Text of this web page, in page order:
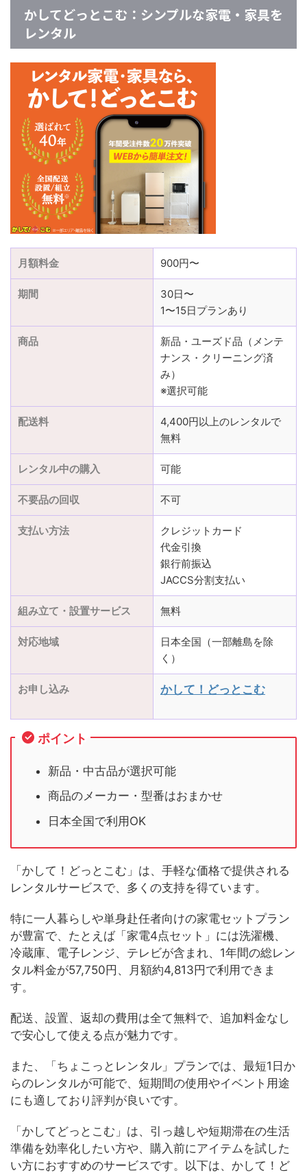
かしてどっとこむ：シンプルな家電・家具を
レンタル
月額料金 900円〜
期間
30日〜
1〜15日プランあり
商品
新品・ユーズド品（メンテ
ナンス・クリーニング済
み）
※選択可能
配送料
4,400円以上のレンタルで
無料
レンタル中の購入 可能
不要品の回収 不可
支払い方法
クレジットカード
代金引換
銀行前振込
JACCS分割支払い
組み立て・設置サービス 無料
対応地域
日本全国（一部離島を除
く）
お申し込み かして！どっとこむ
ポイント
新品・中古品が選択可能
商品のメーカー・型番はおまかせ
日本全国で利用OK
「かして！どっとこむ」は、手軽な価格で提供される
レンタルサービスで、多くの支持を得ています。
特に一人暮らしや単身赴任者向けの家電セットプラン
が豊富で、たとえば「家電4点セット」には洗濯機、
冷蔵庫、電子レンジ、テレビが含まれ、1年間の総レン
タル料金が57,750円、月額約4,813円で利用できま
す。
配送、設置、返却の費用は全て無料で、追加料金なし
で安心して使える点が魅力です。
また、「ちょこっとレンタル」プランでは、最短1日か
らのレンタルが可能で、短期間の使用やイベント用途
にも適しており評判が良いです。
「かしてどっとこむ」は、引っ越しや短期滞在の生活
準備を効率化したい方や、購入前にアイテムを試した
い方におすすめのサービスです。以下は、かして！ど